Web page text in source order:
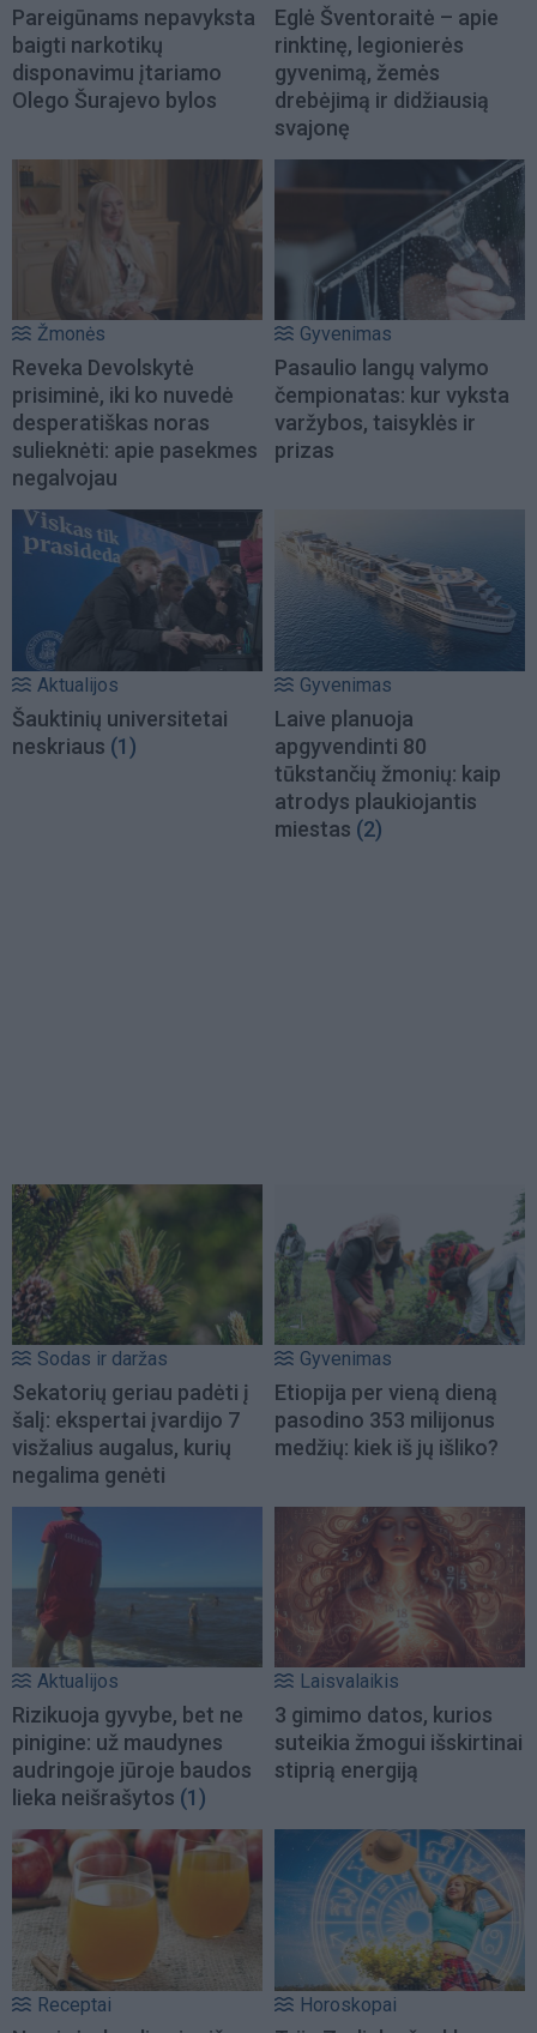
Pareigūnams nepavyksta
baigti narkotikų
disponavimu įtariamo
Olego Šurajevo bylos
Eglė Šventoraitė – apie
rinktinę, legionierės
gyvenimą, žemės
drebėjimą ir didžiausią
svajonę
Žmonės
Reveka Devolskytė
prisiminė, iki ko nuvedė
desperatiškas noras
sulieknėti: apie pasekmes
negalvojau
Gyvenimas
Pasaulio langų valymo
čempionatas: kur vyksta
varžybos, taisyklės ir
prizas
Aktualijos
Šauktinių universitetai
neskriaus (1)
Gyvenimas
Laive planuoja
apgyvendinti 80
tūkstančių žmonių: kaip
atrodys plaukiojantis
miestas (2)
Sodas ir daržas
Sekatorių geriau padėti į
šalį: ekspertai įvardijo 7
visžalius augalus, kurių
negalima genėti
Gyvenimas
Etiopija per vieną dieną
pasodino 353 milijonus
medžių: kiek iš jų išliko?
Aktualijos
Rizikuoja gyvybe, bet ne
pinigine: už maudynes
audringoje jūroje baudos
lieka neišrašytos (1)
Laisvalaikis
3 gimimo datos, kurios
suteikia žmogui išskirtinai
stiprią energiją
Receptai Horoskopai